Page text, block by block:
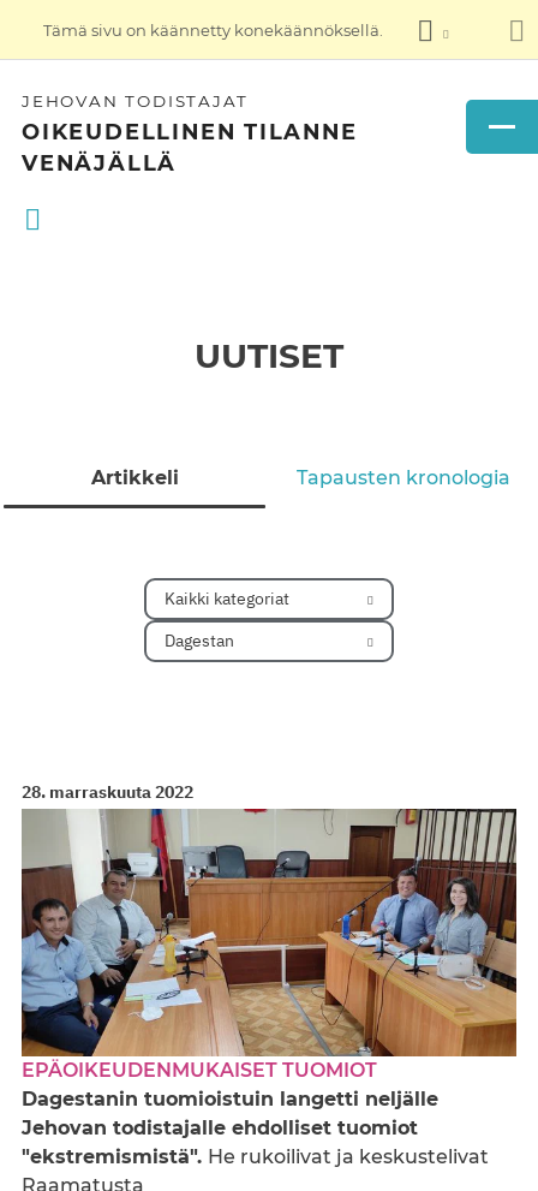
Tämä sivu on käännetty konekäännöksellä.
JEHOVAN TODISTAJAT
OIKEUDELLINEN TILANNE
VENÄJÄLLÄ
UUTISET
Artikkeli Tapausten kronologia
Kaikki kategoriat
Dagestan
28. marraskuuta 2022
EPÄOIKEUDENMUKAISET TUOMIOT
Dagestanin tuomioistuin langetti neljälle
Jehovan todistajalle ehdolliset tuomiot
"ekstremismistä". He rukoilivat ja keskustelivat
Raamatusta